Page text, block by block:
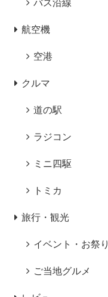
バス沿線
航空機
空港
クルマ
道の駅
ラジコン
ミニ四駆
トミカ
旅行・観光
イベント・お祭り
ご当地グルメ